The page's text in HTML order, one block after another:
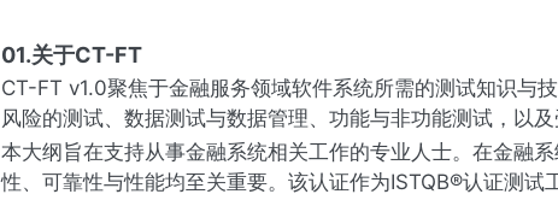
01.关于CT-FT
CT-FT v1.0聚焦于金融服务领域软件系统所需的测试知识与
风险的测试、数据测试与数据管理、功能与非功能测试，以
本大纲旨在支持从事金融系统相关工作的专业人士。在金融
性、可靠性与性能均至关重要。该认证作为ISTQB®认证测